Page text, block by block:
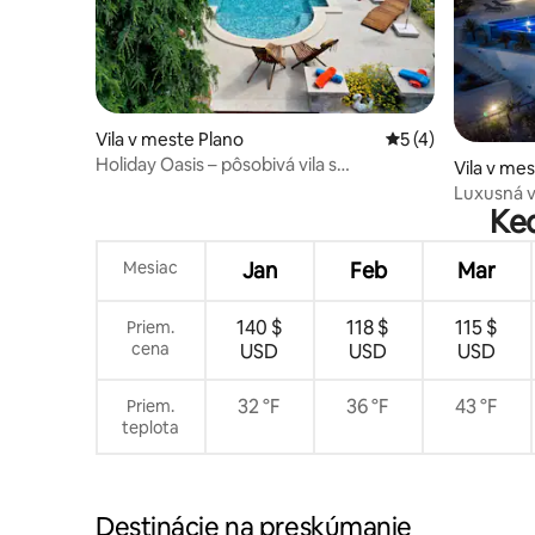
Vila v meste Plano Priemerné
5 (4)
Holiday Oasis – pôsobivá vila s
Vila v
Luxusná
Mesiac Jan Feb Mar
Priem.
cena
140 $
USD
118 $
USD
115 $
USD
Priem.
teplota
32 °F 36 °F 43 °F
Destinácie na preskúmanie